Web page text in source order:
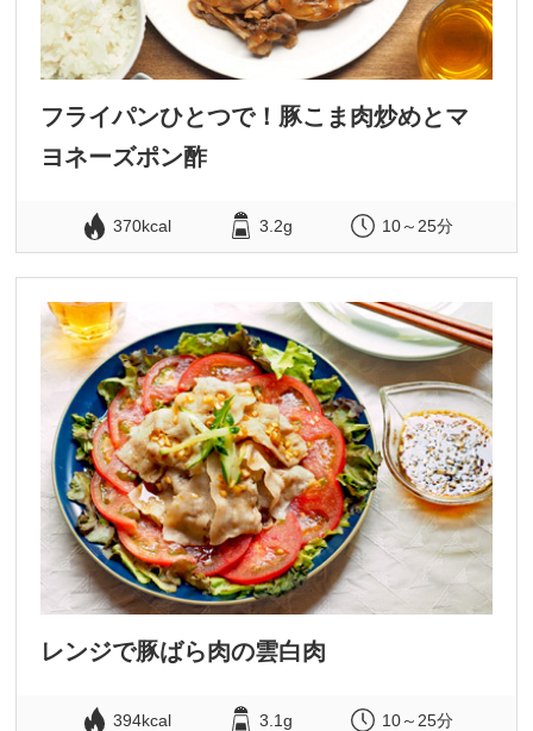
フライパンひとつで！豚こま肉炒めとマ
ヨネーズポン酢
370kcal 3.2g 10～25分
レンジで豚ばら肉の雲白肉
394kcal 3.1g 10～25分